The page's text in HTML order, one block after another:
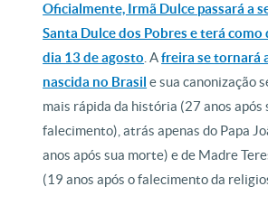
Oficialmente, Irmã Dulce passará a
Santa Dulce dos Pobres e terá
dia 13 de agosto . Afreira se tornará
nascida no Brasil e sua canonização
mais rápida da história (27 anos após
falecimento), atrás apenas do Papa
anos após sua morte) e de Madre
(19 anos após o falecimento da